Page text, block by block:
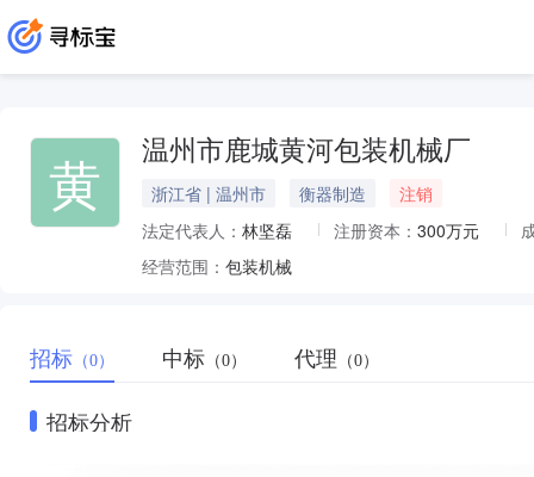
黄 温州市鹿城黄河包装机械厂
浙江省 | 温州市 衡器制造
注销
法定代表人： 林坚磊 注册资本： 300万元
经营范围： 包装机械
招标 （0） 中标 （0） 代理 （0）
招标分析